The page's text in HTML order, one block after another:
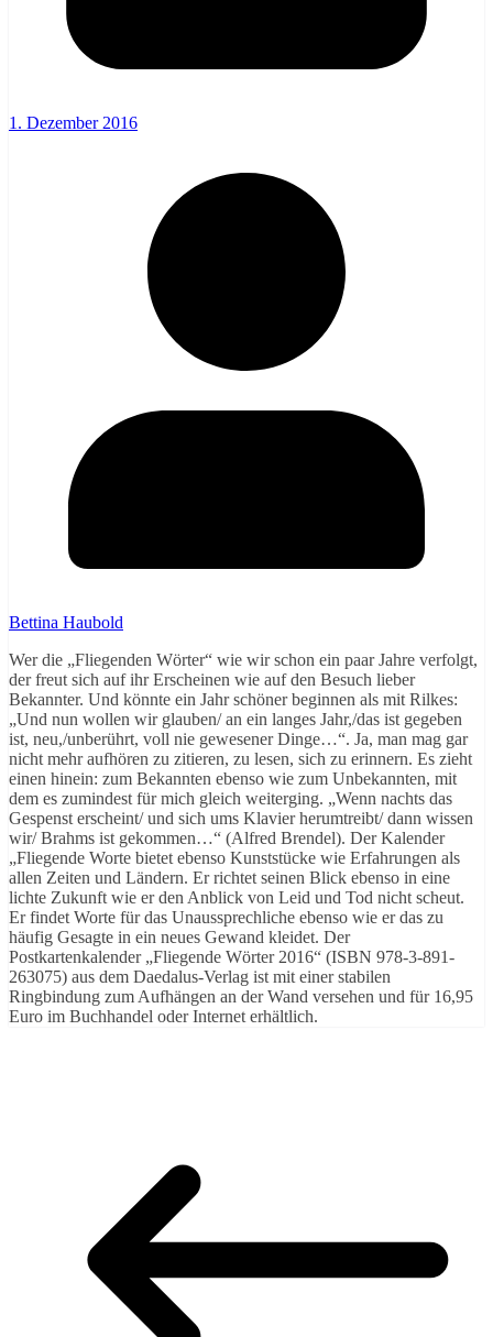
1. Dezember 2016
Bettina Haubold
Wer die „Fliegenden Wörter“ wie wir schon ein paar Jahre verfolgt,
der freut sich auf ihr Erscheinen wie auf den Besuch lieber
Bekannter. Und könnte ein Jahr schöner beginnen als mit Rilkes:
„Und nun wollen wir glauben/ an ein langes Jahr,/das ist gegeben
ist, neu,/unberührt, voll nie gewesener Dinge…“. Ja, man mag gar
nicht mehr aufhören zu zitieren, zu lesen, sich zu erinnern. Es zieht
einen hinein: zum Bekannten ebenso wie zum Unbekannten, mit
dem es zumindest für mich gleich weiterging. „Wenn nachts das
Gespenst erscheint/ und sich ums Klavier herumtreibt/ dann wissen
wir/ Brahms ist gekommen…“ (Alfred Brendel). Der Kalender
„Fliegende Worte bietet ebenso Kunststücke wie Erfahrungen als
allen Zeiten und Ländern. Er richtet seinen Blick ebenso in eine
lichte Zukunft wie er den Anblick von Leid und Tod nicht scheut.
Er findet Worte für das Unaussprechliche ebenso wie er das zu
häufig Gesagte in ein neues Gewand kleidet. Der
Postkartenkalender „Fliegende Wörter 2016“ (ISBN 978-3-891-
263075) aus dem Daedalus-Verlag ist mit einer stabilen
Ringbindung zum Aufhängen an der Wand versehen und für 16,95
Euro im Buchhandel oder Internet erhältlich.